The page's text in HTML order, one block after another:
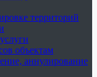
территорий
объектам
аннулирование